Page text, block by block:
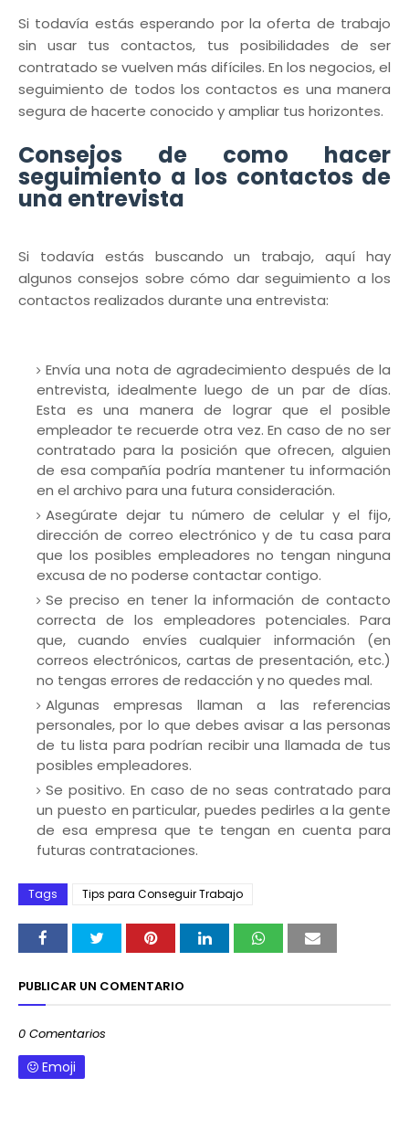
Si todavía estás esperando por la oferta de trabajo
sin usar tus contactos, tus posibilidades de ser
contratado se vuelven más difíciles. En los negocios, el
seguimiento de todos los contactos es una manera
segura de hacerte conocido y ampliar tus horizontes.
Consejos de como hacer
seguimiento a los contactos de
una entrevista
Si todavía estás buscando un trabajo, aquí hay
algunos consejos sobre cómo dar seguimiento a los
contactos realizados durante una entrevista:
Envía una nota de agradecimiento después de la
entrevista, idealmente luego de un par de días.
Esta es una manera de lograr que el posible
empleador te recuerde otra vez. En caso de no ser
contratado para la posición que ofrecen, alguien
de esa compañía podría mantener tu información
en el archivo para una futura consideración.
Asegúrate dejar tu número de celular y el fijo,
dirección de correo electrónico y de tu casa para
que los posibles empleadores no tengan ninguna
excusa de no poderse contactar contigo.
Se preciso en tener la información de contacto
correcta de los empleadores potenciales. Para
que, cuando envíes cualquier información (en
correos electrónicos, cartas de presentación, etc.)
no tengas errores de redacción y no quedes mal.
Algunas empresas llaman a las referencias
personales, por lo que debes avisar a las personas
de tu lista para podrían recibir una llamada de tus
posibles empleadores.
Se positivo. En caso de no seas contratado para
un puesto en particular, puedes pedirles a la gente
de esa empresa que te tengan en cuenta para
futuras contrataciones.
Tags Tips para Conseguir Trabajo
PUBLICAR UN COMENTARIO
0 Comentarios
Emoji